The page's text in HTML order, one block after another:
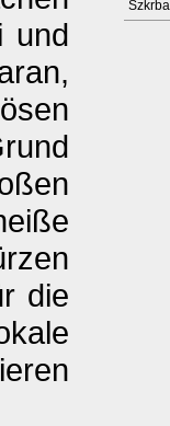
und
die
Szkrba